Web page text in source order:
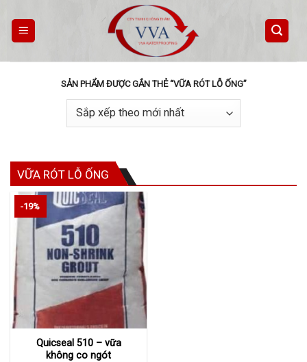
content
SẢN PHẨM ĐƯỢC GẮN THẺ “VỮA RÓT LỖ ỐNG”
VỮA RÓT LỖ ỐNG
-19%
Quicseal 510 – vữa
không co ngót